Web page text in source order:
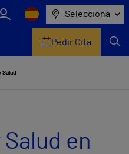
Selecciona
Pedir Cita
Salud
Salud en